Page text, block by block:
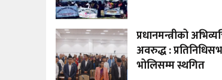
प्रधानमन्त्रीको
अवरुद्ध :
भोलिसम्म स्थगित